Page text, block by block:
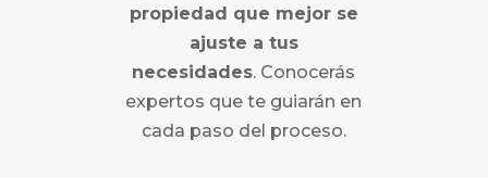
propiedad que mejor se
ajuste a tus
necesidades. Conocerás
expertos que te guiarán en
cada paso del proceso.